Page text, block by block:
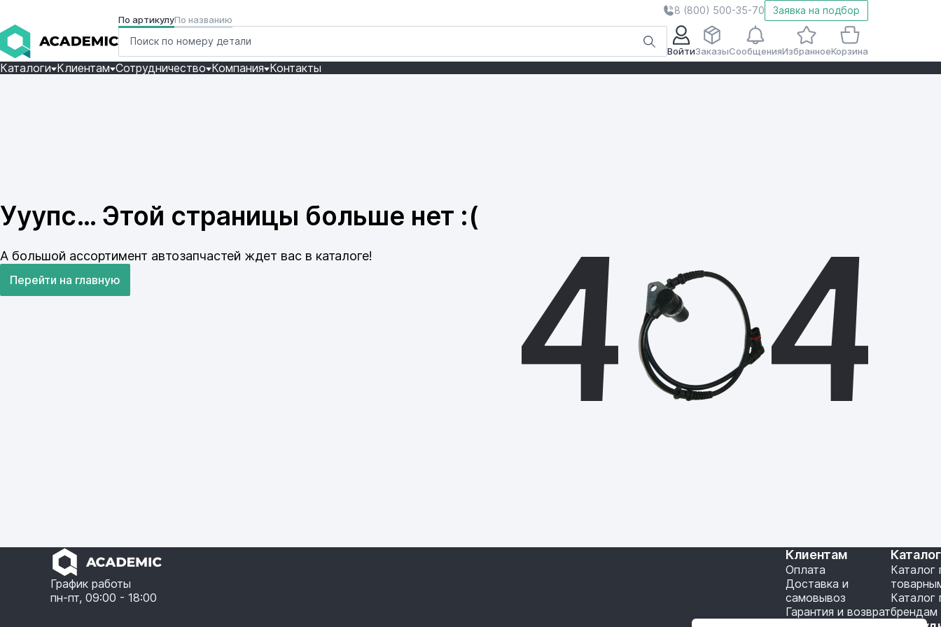
8 (800) 500-35-70 Заявка на подбор
По артикулуПо названию
ВойтиЗаказыСообщенияИзбранноеКорзина
Каталоги Клиентам Сотрудничество Компания Контакты
Ууупс… Этой страницы больше нет :(
А большой ассортимент автозапчастей ждет вас в каталоге!
Перейти на главную
График работы
пн-пт, 09:00 - 18:00
Клиентам
Оплата
Доставка и
самовывоз
Гарантия и возврат
Каталог
Каталог
брендам